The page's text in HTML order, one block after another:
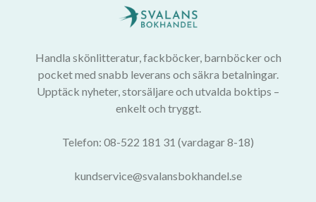
Handla skönlitteratur, fackböcker, barnböcker och
pocket med snabb leverans och säkra betalningar.
Upptäck nyheter, storsäljare och utvalda boktips –
enkelt och tryggt.
Telefon: 08-522 181 31 (vardagar 8-18)
kundservice@svalansbokhandel.se